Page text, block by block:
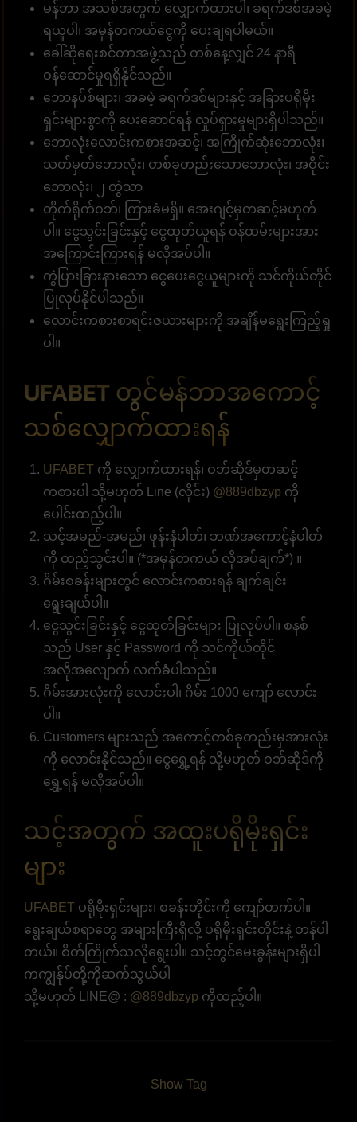
မန်ဘာ အသစ်အတွက် လျှောက်ထားပါ၊ ခရက်ဒစ်အခမဲ့
ရယူပါ၊ အမှန်တကယ်ငွေကို ပေးချရပါမယ်။
ခေါ်ဆိုရေးစင်တာအဖွဲ့သည် တစ်နေ့လျှင် 24 နာရီ
ဝန်ဆောင်မှုရရှိနိုင်သည်။
ဘောနပ်စ်များ၊ အခမဲ့ ခရက်ဒစ်များနှင့် အခြားပရိုမိုး
ရှင်းများစွာကို ပေးဆောင်ရန် လှုပ်ရှားမှုများရှိပါသည်။
ဘောလုံးလောင်းကစားအဆင့်၊ အကြိုက်ဆုံးဘောလုံး၊
သတ်မှတ်ဘောလုံး၊ တစ်ခုတည်းသောဘောလုံး၊ အဝိုင်း
ဘောလုံး၊ ၂ တွဲသာ
တိုက်ရိုက်ဝဘ်၊ ကြားခံမရှိ။ အေးဂျင့်မှတဆင့်မဟုတ်
ပါ။ ငွေသွင်းခြင်းနှင့် ငွေထုတ်ယူရန် ဝန်ထမ်းများအား
အကြောင်းကြားရန် မလိုအပ်ပါ။
ကွဲပြားခြားနားသော ငွေပေးငွေယူများကို သင်ကိုယ်တိုင်
ပြုလုပ်နိုင်ပါသည်။
လောင်းကစားစာရင်းဇယားများကို အချိန်မရွေးကြည့်ရှု
ပါ။
UFABET တွင်မန်ဘာအကောင့်
သစ်လျှောက်ထားရန်
UFABET ကို လျှောက်ထားရန်၊ ဝဘ်ဆိုဒ်မှတဆင့်
ကစားပါ သို့မဟုတ် Line (လိုင်း) @889dbzyp ကို
ပေါင်းထည့်ပါ။
သင့်အမည်-အမည်၊ ဖုန်းနံပါတ်၊ ဘဏ်အကောင့်နံပါတ်
ကို ထည့်သွင်းပါ။ (*အမှန်တကယ် လိုအပ်ချက်*) ။
ဂိမ်းစခန်းများတွင် လောင်းကစားရန် ချက်ချင်း
ရွေးချယ်ပါ။
ငွေသွင်းခြင်းနှင့် ငွေထုတ်ခြင်းများ ပြုလုပ်ပါ။ စနစ်
သည် User နှင့် Password ကို သင်ကိုယ်တိုင်
အလိုအလျောက် လက်ခံပါသည်။
ဂိမ်းအားလုံးကို လောင်းပါ၊ ဂိမ်း 1000 ကျော် လောင်း
ပါ။
Customers များသည် အကောင့်တစ်ခုတည်းမှအားလုံး
ကို လောင်းနိုင်သည်။ ငွေရွှေ့ရန် သို့မဟုတ် ဝဘ်ဆိုဒ်ကို
ရွှေ့ရန် မလိုအပ်ပါ။
သင့်အတွက် အထူးပရိုမိုးရှင်း
များ
UFABET ပရိုမိုးရှင်းများ၊ စခန်းတိုင်းကို ကျော်တက်ပါ။
ရွေးချယ်စရာတွေ အများကြီးရှိလို့ ပရိုမိုးရှင်းတိုင်းနဲ့ တန်ပါ
တယ်။ စိတ်ကြိုက်သလိုရွေးပါ။ သင့်တွင်မေးခွန်းများရှိပါ
ကကျွန်ုပ်တို့ကိုဆက်သွယ်ပါ
သို့မဟုတ် LINE@ : @889dbzyp ကိုထည့်ပါ။
Show Tag